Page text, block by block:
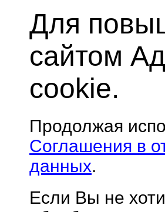
Для
сайтом
cookie.
Продолжая
Соглашения в
данных.
Если Вы не